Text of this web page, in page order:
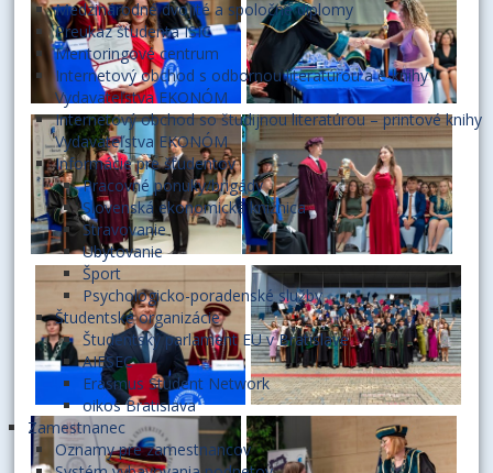
Medzinárodné dvojité a spoločné diplomy
Preukaz študenta ISIC
Mentoringové centrum
Internetový obchod s odbornou literatúrou a e-knihy
Vydavateľstva EKONÓM
Internetový obchod so študijnou literatúrou – printové knihy
Vydavateľstva EKONÓM
Informácie pre študentov
Pracovné ponuky/brigády
Slovenská ekonomická knižnica
Stravovanie
Ubytovanie
Šport
Psychologicko-poradenské služby
Študentské organizácie
Študentský parlament EU v Bratislave
AIESEC
Erasmus Student Network
oikos Bratislava
Zamestnanec
Oznamy pre zamestnancov